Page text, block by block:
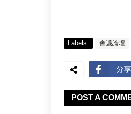
Labels: 會議論壇
分享
POST A